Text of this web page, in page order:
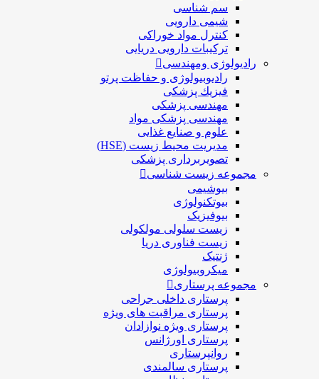
سم شناسی
شیمی دارویی
کنترل مواد خوراکی
ترکیبات دارویی دریایی
رادیولوژی ومهندسی
رادیوبیولوژی و حفاظت پرتو
فيزيك پزشکی
مهندسی پزشکی
مهندسی پزشکی مواد
علوم و صنايع غذایی
مدیریت محیط زیست (HSE)
تصویربرداری پزشکی
مجموعه زیست شناسی
بیوشیمی
بیوتکنولوژی
بیوفیزیک
زیست سلولی مولکولی
زیست فناوری دریا
ژنتیک
میکروبیولوژی
مجموعه پرستاری
پرستاری داخلی جراحی
پرستاری مراقبت های ويژه
پرستاری ويژه نوازادان
پرستاری اورژانس
روانپرستاری
پرستاری سالمندی